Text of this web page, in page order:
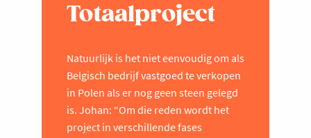
Totaalproject
Natuurlijk is het niet eenvoudig om als
Belgisch bedrijf vastgoed te verkopen
in Polen als er nog geen steen gelegd
is. Johan: “Om die reden wordt het
project in verschillende fases